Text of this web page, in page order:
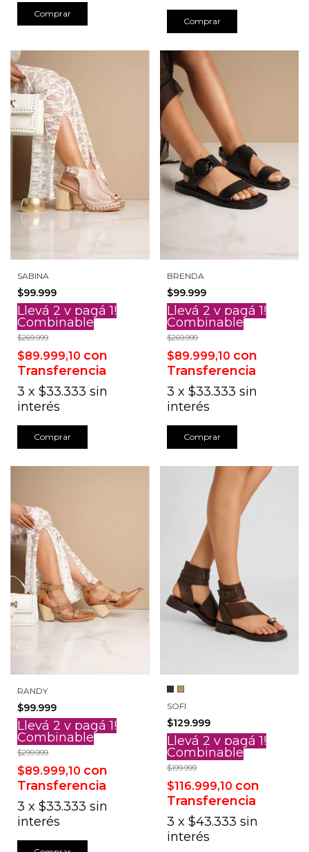
Comprar
Comprar
SABINA
$99.999
Llevá 2 y pagá 1!
Combinable
$269.999
$89.999,10 con
Transferencia
3 x $33.333 sin
interés
Comprar
BRENDA
$99.999
Llevá 2 y pagá 1!
Combinable
$269.999
$89.999,10 con
Transferencia
3 x $33.333 sin
interés
Comprar
RANDY
$99.999
Llevá 2 y pagá 1!
Combinable
$299.999
$89.999,10 con
Transferencia
3 x $33.333 sin
interés
SOFI
$129.999
Llevá 2 y pagá 1!
Combinable
$199.999
$116.999,10 con
Transferencia
3 x $43.333 sin
interés